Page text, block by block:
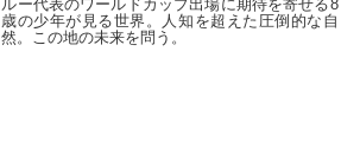
ルー代表のワールドカップ出場に期待を寄せる8
歳の少年が見る世界。人知を超えた圧倒的な自
然。この地の未来を問う。